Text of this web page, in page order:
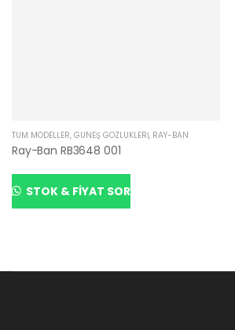
TÜM MODELLER, GÜNEŞ GÖZLÜKLERI, RAY-BAN
Ray-Ban RB3648 001
STOK & FIYAT SOR